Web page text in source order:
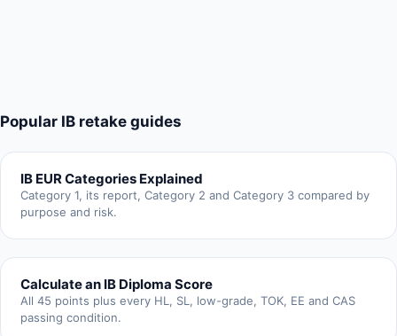
Popular IB retake guides
IB EUR Categories Explained
Category 1, its report, Category 2 and Category 3 compared by
purpose and risk.
Calculate an IB Diploma Score
All 45 points plus every HL, SL, low-grade, TOK, EE and CAS
passing condition.